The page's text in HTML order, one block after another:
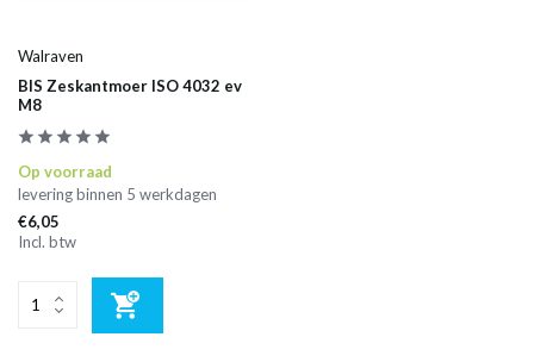
Walraven
BIS Zeskantmoer ISO 4032 ev
M8
Op voorraad
levering binnen 5 werkdagen
€6,05
Incl. btw